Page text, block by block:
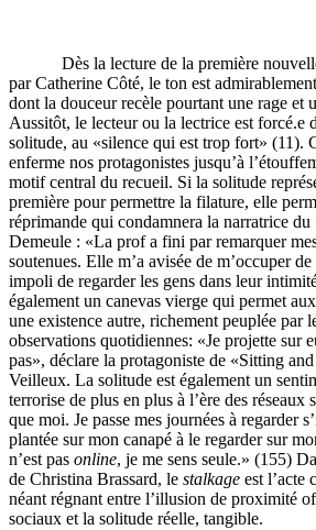
Dès la lecture de la première
par Catherine Côté, le ton est
dont la douceur recèle pourtant une rage et
Aussitôt, le lecteur ou la lectrice est forcé.e
solitude, au «silence qui est trop fort» (11).
enferme nos protagonistes jusqu’à
motif central du recueil. Si la solitude
première pour permettre la filature, elle
réprimande qui condamnera la narratrice du
Demeule : «La prof a fini par remarquer
soutenues. Elle m’a avisée de m’occuper
impoli de regarder les gens dans leur
également un canevas vierge qui permet
une existence autre, richement peuplée par
observations quotidiennes: «Je projette sur
pas», déclare la protagoniste de «Sitting
Veilleux. La solitude est également un
terrorise de plus en plus à l’ère des réseaux
que moi. Je passe mes journées à regarder
plantée sur mon canapé à le regarder sur
n’est pas online, je me sens seule.» (155)
de Christina Brassard, le stalkage est l’acte
néant régnant entre l’illusion de proximité
sociaux et la solitude réelle, tangible.